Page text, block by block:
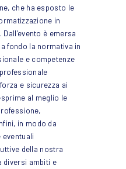
che ha esposto le
in
è emersa
fondo la normativa in
e competenze
e sicurezza ai
al meglio le
in modo da
della nostra
diversi ambiti e